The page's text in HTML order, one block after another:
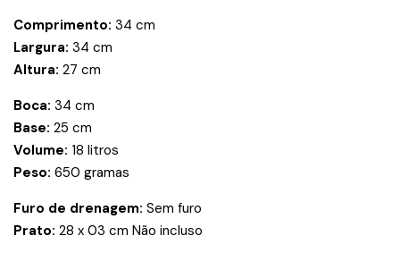
Comprimento: 34 cm
Largura: 34 cm
Altura: 27 cm
Boca: 34 cm
Base: 25 cm
Volume: 18 litros
Peso: 650 gramas
Furo de drenagem: Sem furo
Prato: 28 x 03 cm Não incluso